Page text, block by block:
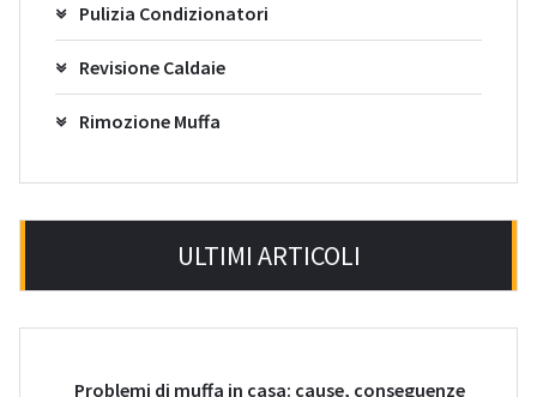
Pulizia Condizionatori
Revisione Caldaie
Rimozione Muffa
ULTIMI ARTICOLI
Problemi di muffa in casa: cause, conseguenze